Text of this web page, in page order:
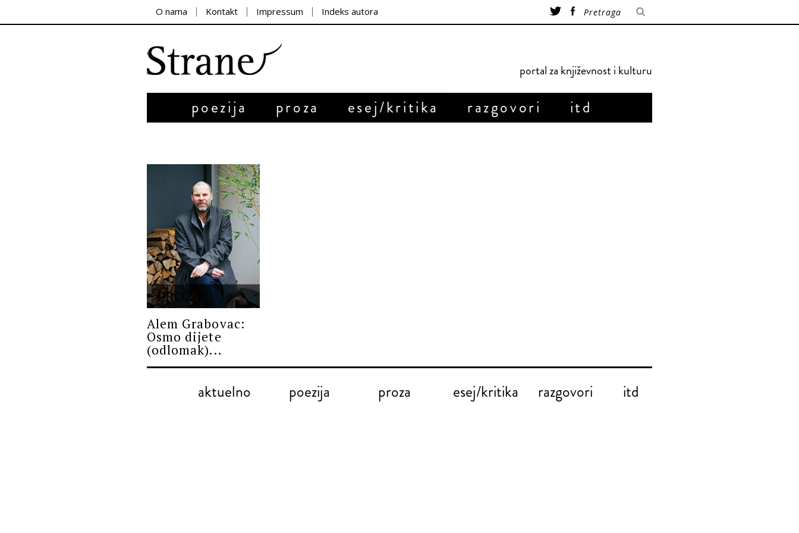
O nama Kontakt Impressum Indeks autora
portal za književnost i kulturu
poezija proza esej/kritika razgovori itd
PROZA
Alem Grabovac:
Osmo dijete
(odlomak)...
aktuelno poezija proza esej/kritika razgovori itd